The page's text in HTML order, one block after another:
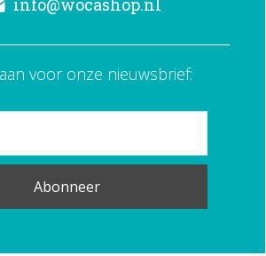
info@wocashop.nl
voor onze nieuwsbrief:
Abonneer